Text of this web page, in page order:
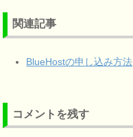
関連記事
BlueHostの申し込み方法
コメントを残す